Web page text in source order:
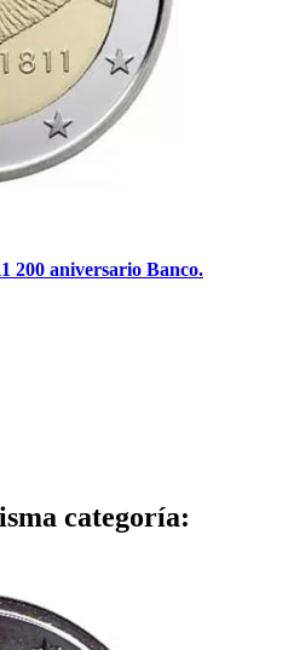
200 aniversario Banco.
categoría: